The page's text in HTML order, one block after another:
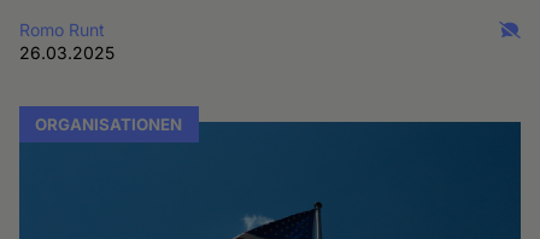
Romo Runt
26.03.2025
ORGANISATIONEN